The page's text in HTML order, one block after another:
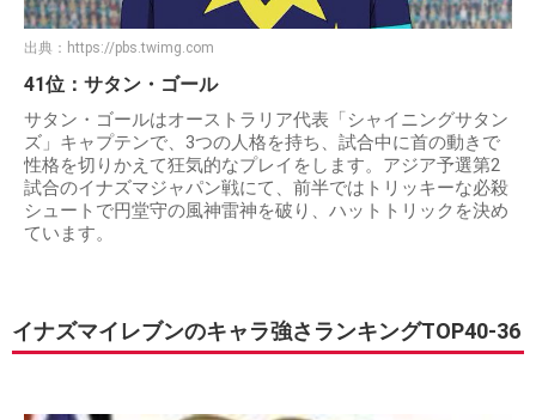
出典： https://pbs.twimg.com
41位：サタン・ゴール
サタン・ゴールはオーストラリア代表「シャイニングサタン
ズ」キャプテンで、3つの人格を持ち、試合中に首の動きで
性格を切りかえて狂気的なプレイをします。アジア予選第2
試合のイナズマジャパン戦にて、前半ではトリッキーな必殺
シュートで円堂守の風神雷神を破り、ハットトリックを決め
ています。
イナズマイレブンのキャラ強さランキングTOP40-36